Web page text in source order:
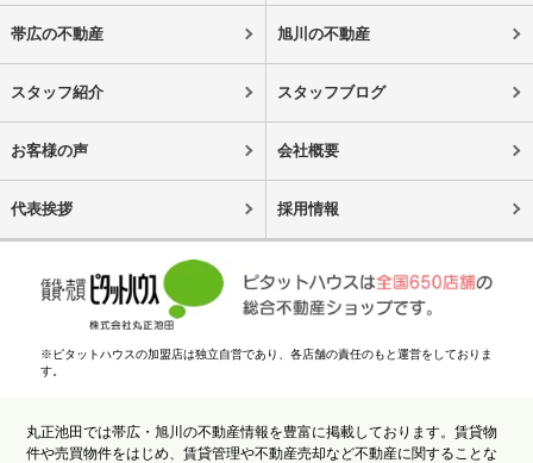
帯広の不動産 旭川の不動産
スタッフ紹介 スタッフブログ
お客様の声 会社概要
代表挨拶 採用情報
※ピタットハウスの加盟店は独立自営であり、各店舗の責任のもと運営をしておりま
す。
丸正池田では帯広・旭川の不動産情報を豊富に掲載しております。賃貸物
件や売買物件をはじめ、賃貸管理や不動産売却など不動産に関することな